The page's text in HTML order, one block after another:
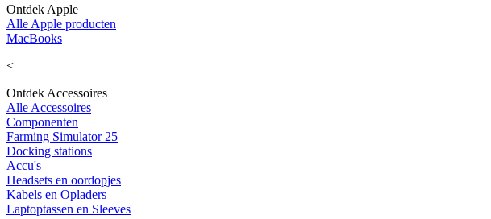
Ontdek Apple
Alle Apple producten
MacBooks
<
Ontdek Accessoires
Alle Accessoires
Componenten
Farming Simulator 25
Docking stations
Accu's
Headsets en oordopjes
Kabels en Opladers
Laptoptassen en Sleeves